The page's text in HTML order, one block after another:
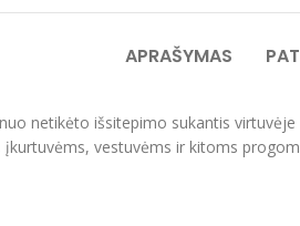
APRAŠYMAS
netikėto išsitepimo sukantis
vestuvėms ir kitoms